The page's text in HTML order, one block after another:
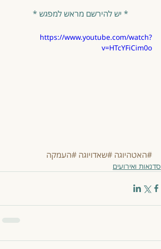
* יש להירשם מראש למפגש *
https://www.youtube.com/watch?
v=HTcYFiCim0o
#האטהיוגה #שאדויוגה #העמקה
סדנאות ואירועים